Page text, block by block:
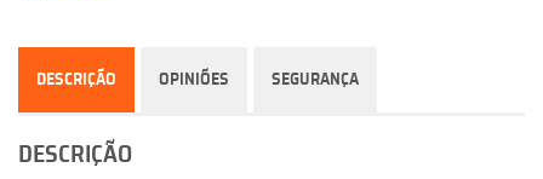
DESCRIÇÃO OPINIÕES SEGURANÇA
DESCRIÇÃO